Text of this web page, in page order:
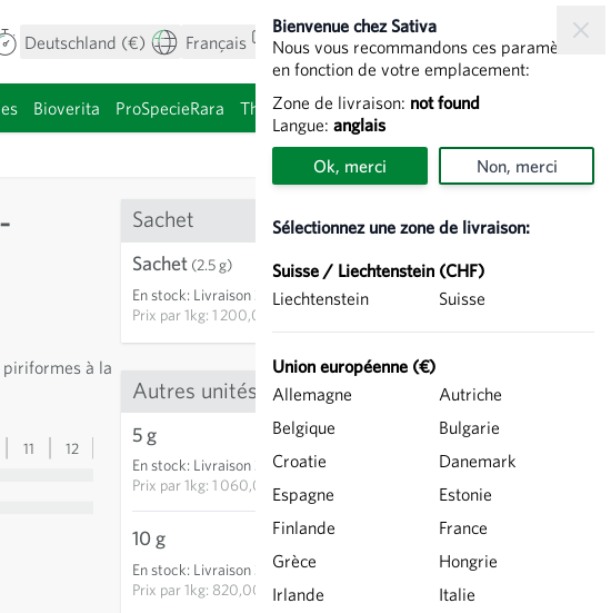
Deutschland (€) Français Mon compte Voir le panier
Bioverita ProSpecieRara Thèmes Graines à germer
Bienvenue chez Sativa
Nous vous recommandons ces paramètres
en fonction de votre emplacement:
Zone de livraison: not found
Langue: anglais
Ok, merci Non, merci
Sélectionnez une zone de livraison:
Suisse / Liechtenstein (CHF)
Liechtenstein
Suisse
Union européenne (€)
Allemagne
Autriche
Belgique
Bulgarie
Croatie
Danemark
Espagne
Estonie
Finlande
France
Grèce
Hongrie
Irlande
Italie
piriformes à la
11 12
Sachet
Sachet (2.5 g)
En stock: Livraison 3-5 jours
Prix par1kg: 1 200,00 €
AJOUTER AU PANIER
Autres unités
5 g
En stock: Livraison 3-5 jours
Prix par1kg: 1 060,00 €
5,30 €
AJOUTER AU PANIER
10 g
En stock: Livraison 3-5 jours
Prix par1kg: 820,00 €